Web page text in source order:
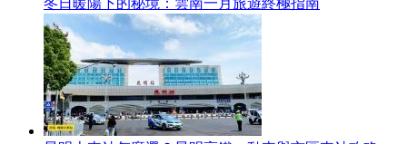
冬日暖陽下的秘境：雲南一月旅遊終極指南